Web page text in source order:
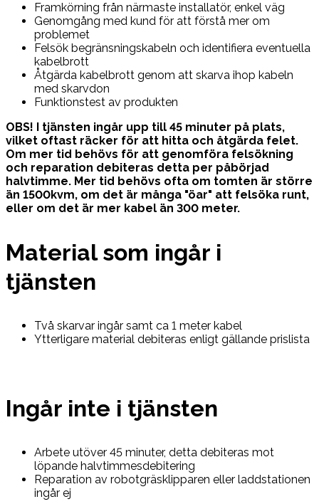
Framkörning från närmaste installatör, enkel väg
Genomgång med kund för att förstå mer om
problemet
Felsök begränsningskabeln och identifiera eventuella
kabelbrott
Åtgärda kabelbrott genom att skarva ihop kabeln
med skarvdon
Funktionstest av produkten
OBS! I tjänsten ingår upp till 45 minuter på plats,
vilket oftast räcker för att hitta och åtgärda felet.
Om mer tid behövs för att genomföra felsökning
och reparation debiteras detta per påbörjad
halvtimme. Mer tid behövs ofta om tomten är större
än 1500kvm, om det är många "öar" att felsöka runt,
eller om det är mer kabel än 300 meter.
Material som ingår i
tjänsten
Två skarvar ingår samt ca 1 meter kabel
Ytterligare material debiteras enligt gällande prislista
Ingår inte i tjänsten
Arbete utöver 45 minuter, detta debiteras mot
löpande halvtimmesdebitering
Reparation av robotgräsklipparen eller laddstationen
ingår ej